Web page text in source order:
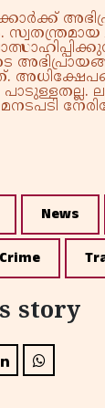
News
Crime
story